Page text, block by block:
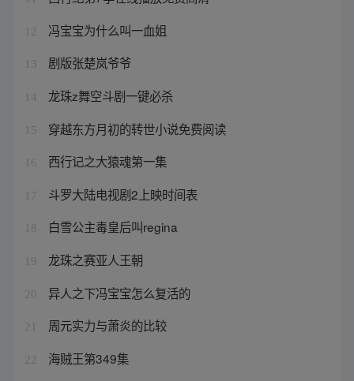
12 冯宝宝为什么叫一血姐
13 剧版张楚岚爷爷
14 龙珠z舞空斗剧一键必杀
15 穿越东方月初的转世小说免费阅读
16 西行记之大猿魂第一集
17 斗罗大陆电视剧2上映时间表
18 白雪公主毒皇后叫regina
19 龙珠之赛亚人王朝
20 异人之下冯宝宝怎么复活的
21 周元实力与萧炎的比较
22 海贼王第349集